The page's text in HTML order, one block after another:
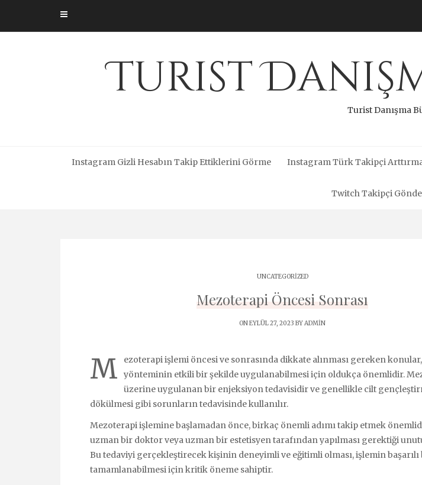
content
Turist
Turist Danışma
Instagram Gizli Hesabın Takip Ettiklerini Görme Instagram Türk Takipçi
Twitch Takipçi
UNCATEGORIZED
Mezoterapi Öncesi Sonrası
ON EYLÜL 27, 2023 BYADMIN
M
ezoterapi işlemi öncesi ve sonrasında dikkate alınması gereken
yönteminin etkili bir şekilde uygulanabilmesi için oldukça önemlidir.
üzerine uygulanan bir enjeksiyon tedavisidir ve genellikle cilt
dökülmesi gibi sorunların tedavisinde kullanılır.
Mezoterapi işlemine başlamadan önce, birkaç önemli adımı takip etmek
uzman bir doktor veya uzman bir estetisyen tarafından yapılması gerektiği
Bu tedaviyi gerçekleştirecek kişinin deneyimli ve eğitimli olması, işlemin
tamamlanabilmesi için kritik öneme sahiptir.